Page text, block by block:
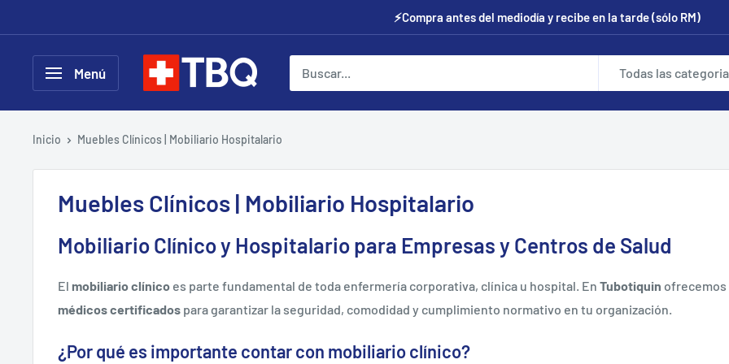
directamente
contenido
⚡Compra antes del mediodía y recibe en la tarde (sólo RM)
Menú tubotiquin.cl Todas las
Inicio Muebles Clínicos | Mobiliario Hospitalario
Muebles Clínicos | Mobiliario Hospitalario
Mobiliario Clínico y Hospitalario para Empresas y Centros de Salud
El mobiliario clínico es parte fundamental de toda enfermería corporativa, clínica u hospital. En Tubotiquin ofrecemos
médicos certificados para garantizar la seguridad, comodidad y cumplimiento normativo en tu organización.
¿Por qué es importante contar con mobiliario clínico?